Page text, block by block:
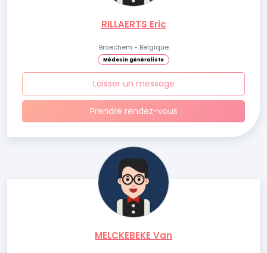
RILLAERTS Eric
Broechem - Belgique
Médecin généraliste
Laisser un message
Prendre rendez-vous
MELCKEBEKE Van